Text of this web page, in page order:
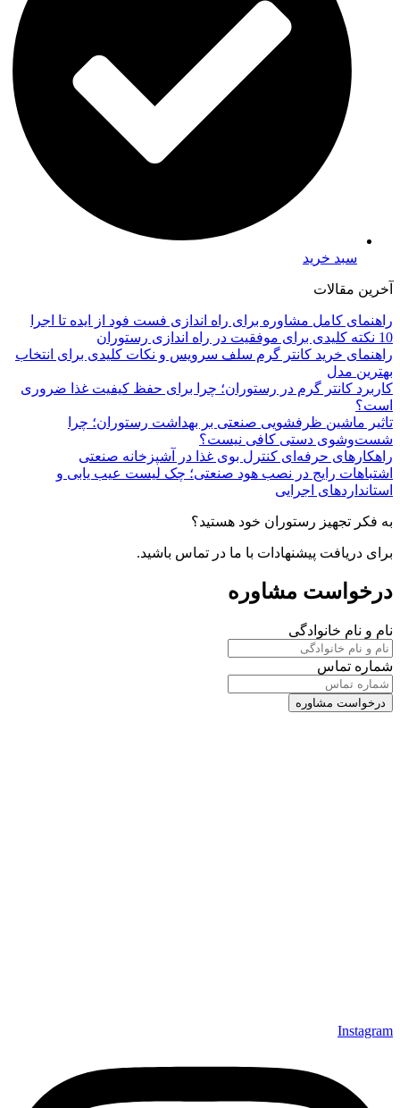
سبد خرید
آخرین مقالات
راهنمای کامل مشاوره برای راه اندازی فست فود از ایده تا اجرا
10 نکته کلیدی برای موفقیت در راه اندازی رستوران
راهنمای خرید کانتر گرم سلف سرویس و نکات کلیدی برای انتخاب
بهترین مدل
کاربرد کانتر گرم در رستوران؛ چرا برای حفظ کیفیت غذا ضروری
است؟
تاثیر ماشین ظرفشویی صنعتی بر بهداشت رستوران؛ چرا
شست‌وشوی دستی کافی نیست؟
راهکارهای حرفه‌ای کنترل بوی غذا در آشپزخانه صنعتی
اشتباهات رایج در نصب هود صنعتی؛ چک لیست عیب یابی و
استانداردهای اجرایی
به فکر تجهیز رستوران خود هستید؟
برای دریافت پیشنهادات با ما در تماس باشید.
درخواست مشاوره
نام و نام خانوادگی
شماره تماس
Instagram